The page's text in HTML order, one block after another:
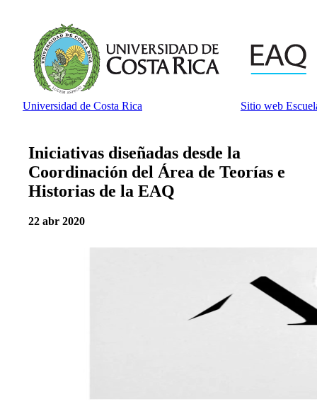
Universidad de Costa Rica Sitio web
Iniciativas diseñadas desde la
Coordinación del Área de Teorías e
Historias de la EAQ
22 abr 2020